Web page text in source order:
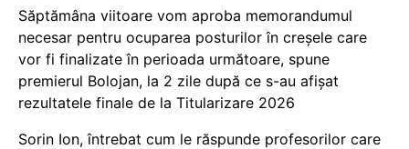
Săptămâna viitoare vom aproba memorandumul
necesar pentru ocuparea posturilor în creșele care
vor fi finalizate în perioada următoare, spune
premierul Bolojan, la 2 zile după ce s-au afișat
rezultatele finale de la Titularizare 2026
Sorin Ion, întrebat cum le răspunde profesorilor care